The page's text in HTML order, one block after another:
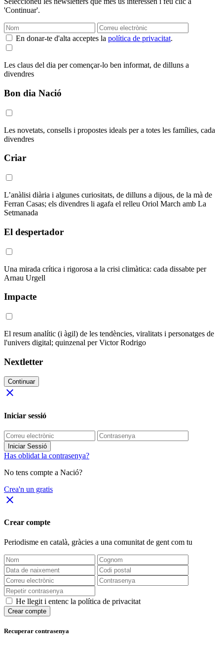
'Continuar'.
En donar-te d'alta acceptes la política de privacitat.
Les claus del dia per començar-lo ben informat, de dilluns a
divendres
Bon dia Nació
Les novetats, consells i propostes ideals per a totes les famílies, cada
divendres
Criar
L’anàlisi diària i algunes curiositats, de dilluns a dijous, de la mà de
Ferran Casas; els divendres li agafa el relleu Oriol March amb La
Setmanada
El despertador
Una mirada crítica i rigorosa a la crisi climàtica: cada dissabte per
Arnau Urgell
Impacte
El resum analític (i àgil) de les tendències, viralitats i personatges de
l'univers digital; quinzenal per Victor Rodrigo
Nextletter
Continuar
close
Iniciar sessió
Iniciar Sessió
Has oblidat la contrasenya?
No tens compte a Nació?
Crea'n un gratis
close
Crear compte
Periodisme en català, gràcies a una comunitat de gent com tu
He llegit i entenc la política de privacitat
Crear compte
Recuperar contrasenya